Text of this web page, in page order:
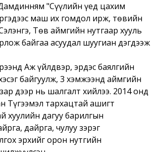
"Сүүлийн үед цахим
маш их гомдол ирж, төвийн
Төв аймгийн нутгаар хууль
байгаа асуудал шуугиан дэгдээж
Аж үйлдвэр, эрдэс баялгийн
байгуулж, 3 хэмжээнд аймгийн
дээр нь шалгалт хийлээ. 2014 онд
Түгээмэл тархацтай ашигт
хуулийн дагуу барилгын
дайрга, чулуу зэрэг
эрхийг орон нутгийн